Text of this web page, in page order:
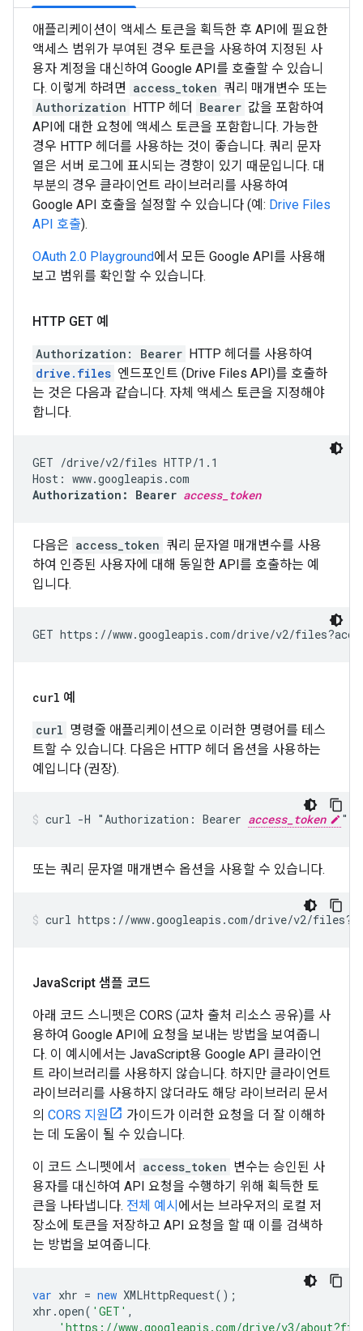
애플리케이션이 액세스 토큰을 획득한 후 API에 필요한
액세스 범위가 부여된 경우 토큰을 사용하여 지정된 사
용자 계정을 대신하여 Google API를 호출할 수 있습니
다. 이렇게 하려면 access_token 쿼리 매개변수 또는
Authorization HTTP 헤더 Bearer 값을 포함하여
API에 대한 요청에 액세스 토큰을 포함합니다. 가능한
경우 HTTP 헤더를 사용하는 것이 좋습니다. 쿼리 문자
열은 서버 로그에 표시되는 경향이 있기 때문입니다. 대
부분의 경우 클라이언트 라이브러리를 사용하여
Google API 호출을 설정할 수 있습니다 (예: Drive Files
API 호출).
OAuth 2.0 Playground에서 모든 Google API를 사용해
보고 범위를 확인할 수 있습니다.
HTTP GET 예
Authorization: Bearer HTTP 헤더를 사용하여
drive.files 엔드포인트 (Drive Files API)를 호출하
는 것은 다음과 같습니다. 자체 액세스 토큰을 지정해야
합니다.
GET /drive/v2/files HTTP/1.1
Authorization: Bearer access_token
다음은 access_token 쿼리 문자열 매개변수를 사용
하여 인증된 사용자에 대해 동일한 API를 호출하는 예
입니다.
GET https://www.googleapis.com/drive/v2/
curl 예
curl 명령줄 애플리케이션으로 이러한 명령어를 테스
트할 수 있습니다. 다음은 HTTP 헤더 옵션을 사용하는
예입니다 (권장).
curl -H "Authorization: Bearer access_token "
또는 쿼리 문자열 매개변수 옵션을 사용할 수 있습니다.
curl https://www.googleapis.com/drive/v2/
JavaScript 샘플 코드
아래 코드 스니펫은 CORS (교차 출처 리소스 공유)를 사
용하여 Google API에 요청을 보내는 방법을 보여줍니
다. 이 예시에서는 JavaScript용 Google API 클라이언
트 라이브러리를 사용하지 않습니다. 하지만 클라이언트
라이브러리를 사용하지 않더라도 해당 라이브러리 문서
의 CORS 지원
가이드가 이러한 요청을 더 잘 이해하
는 데 도움이 될 수 있습니다.
이 코드 스니펫에서 access_token 변수는 승인된 사
용자를 대신하여 API 요청을 수행하기 위해 획득한 토
큰을 나타냅니다. 전체 예시 에서는 브라우저의 로컬 저
장소에 토큰을 저장하고 API 요청을 할 때 이를 검색하
는 방법을 보여줍니다.
var xhr = new XMLHttpRequest();
xhr .open( 'GET' ,
'https://www.googleapis.com/drive/v3/